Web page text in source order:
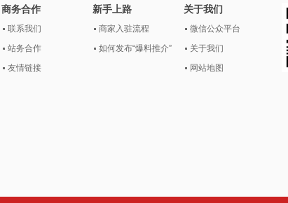
商务合作
联系我们
站务合作
友情链接
新手上路
商家入驻流程
如何发布“爆料推介”
关于我们
微信公众平台
关于我们
网站地图